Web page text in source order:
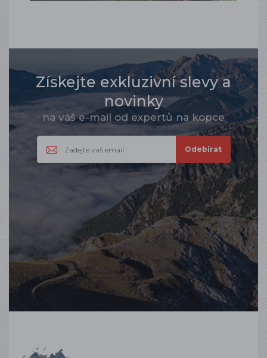
Získejte exkluzivní slevy a
novinky
na váš e-mail od expertů na kopce